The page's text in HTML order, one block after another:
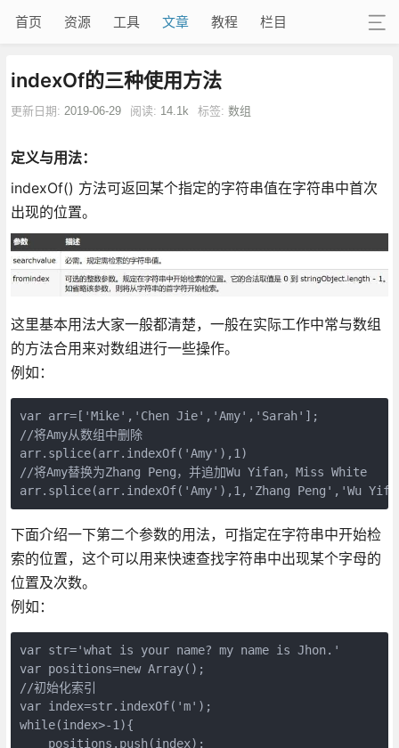
首页 资源 工具 文章 教程 栏目
indexOf的三种使用方法
更新日期: 2019-06-29 阅读: 14.1k 标签: 数组
定义与用法：
indexOf() 方法可返回某个指定的字符串值在字符串中首次
出现的位置。
这里基本用法大家一般都清楚，一般在实际工作中常与数组
的方法合用来对数组进行一些操作。
例如：
var arr=['Mike','Chen Jie','Amy','Sarah'];
//将Amy从数组中删除
arr.splice(arr.indexOf('Amy'),1)
//将Amy替换为Zhang Peng，并追加Wu Yifan，Miss White
arr.splice(arr.indexOf('Amy'),1,'Zhang Peng','Wu
下面介绍一下第二个参数的用法，可指定在字符串中开始检
索的位置，这个可以用来快速查找字符串中出现某个字母的
位置及次数。
例如：
var str='what is your name? my name is Jhon.'
var positions=new Array();
//初始化索引
var index=str.indexOf('m');
while(index>-1){
    positions.push(index);